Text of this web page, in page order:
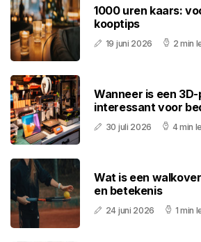
1000 uren kaars:
kooptips
19 juni 2026 2 min
Wanneer is een
interessant voor
30 juli 2026 4 min
Wat is een
en betekenis
24 juni 2026 1 min